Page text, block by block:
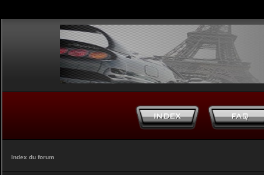
Index du forum